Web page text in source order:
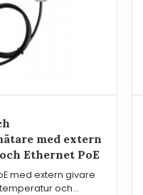
med extern
Ethernet PoE
med extern givare
och